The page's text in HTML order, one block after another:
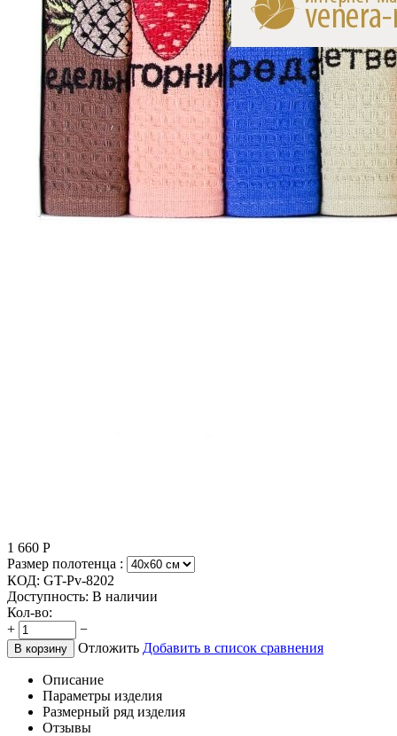
1 660 Р
Размер полотенца :
КОД: GT-Pv-8202
Доступность: В наличии
Кол-во:
+
−
В корзину Отложить Добавить в список сравнения
Описание
Параметры изделия
Размерный ряд изделия
Отзывы